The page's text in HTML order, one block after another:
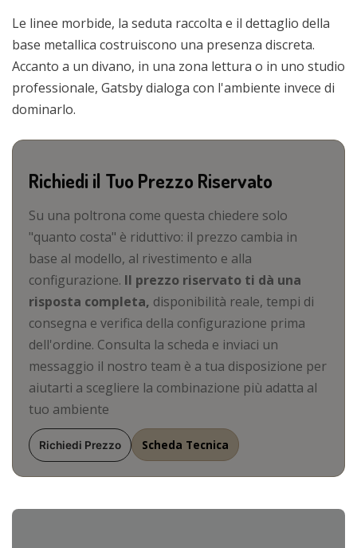
Le linee morbide, la seduta raccolta e il dettaglio della
base metallica costruiscono una presenza discreta.
Accanto a un divano, in una zona lettura o in uno studio
professionale, Gatsby dialoga con l'ambiente invece di
dominarlo.
Richiedi il Tuo Prezzo Riservato
Su una poltrona come questa chiedere solo
"quanto costa" è riduttivo: il prezzo cambia in
base al modello, al rivestimento e alla
configurazione. ll prezzo riservato ti dà una
risposta completa, disponibilità reale, tempi di
consegna e verifica della configurazione prima
dell'ordine. Consulta la scheda e inviaci un
messaggio il nostro team è a tua disposizione per
aiutarti a scegliere la combinazione più adatta al
tuo ambiente
Richiedi Prezzo Scheda Tecnica